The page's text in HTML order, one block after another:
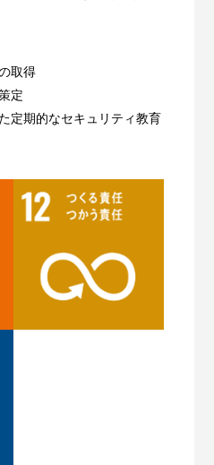
取得
定
定期的なセキュリティ教育